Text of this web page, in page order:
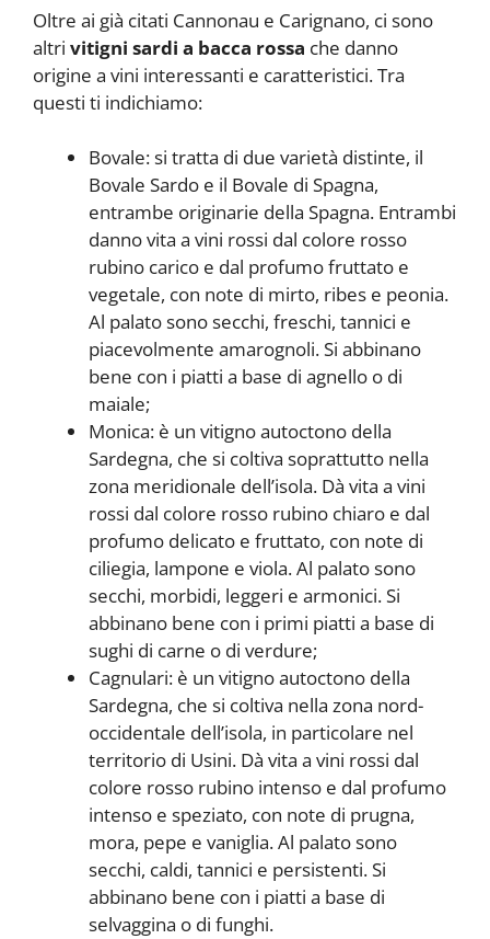
Oltre ai già citati Cannonau e Carignano, ci sono
altri vitigni sardi a bacca rossa che danno
origine a vini interessanti e caratteristici. Tra
questi ti indichiamo:
Bovale: si tratta di due varietà distinte, il
Bovale Sardo e il Bovale di Spagna,
entrambe originarie della Spagna. Entrambi
danno vita a vini rossi dal colore rosso
rubino carico e dal profumo fruttato e
vegetale, con note di mirto, ribes e peonia.
Al palato sono secchi, freschi, tannici e
piacevolmente amarognoli. Si abbinano
bene con i piatti a base di agnello o di
maiale;
Monica: è un vitigno autoctono della
Sardegna, che si coltiva soprattutto nella
zona meridionale dell’isola. Dà vita a vini
rossi dal colore rosso rubino chiaro e dal
profumo delicato e fruttato, con note di
ciliegia, lampone e viola. Al palato sono
secchi, morbidi, leggeri e armonici. Si
abbinano bene con i primi piatti a base di
sughi di carne o di verdure;
Cagnulari: è un vitigno autoctono della
Sardegna, che si coltiva nella zona nord-
occidentale dell’isola, in particolare nel
territorio di Usini. Dà vita a vini rossi dal
colore rosso rubino intenso e dal profumo
intenso e speziato, con note di prugna,
mora, pepe e vaniglia. Al palato sono
secchi, caldi, tannici e persistenti. Si
abbinano bene con i piatti a base di
selvaggina o di funghi.